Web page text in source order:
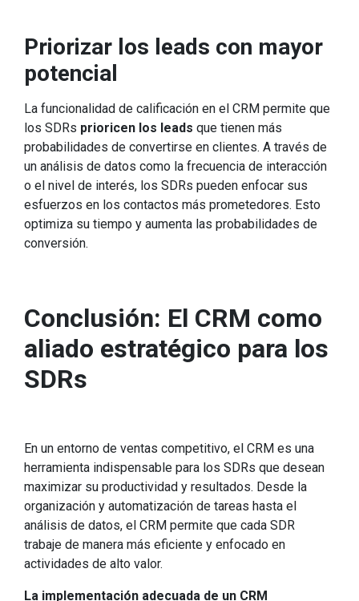
Priorizar los leads con mayor
potencial
La funcionalidad de calificación en el CRM permite que
los SDRs prioricen los leads que tienen más
probabilidades de convertirse en clientes. A través de
un análisis de datos como la frecuencia de interacción
o el nivel de interés, los SDRs pueden enfocar sus
esfuerzos en los contactos más prometedores. Esto
optimiza su tiempo y aumenta las probabilidades de
conversión.
Conclusión: El CRM como
aliado estratégico para los
SDRs
En un entorno de ventas competitivo, el CRM es una
herramienta indispensable para los SDRs que desean
maximizar su productividad y resultados. Desde la
organización y automatización de tareas hasta el
análisis de datos, el CRM permite que cada SDR
trabaje de manera más eficiente y enfocado en
actividades de alto valor.
La implementación adecuada de un CRM